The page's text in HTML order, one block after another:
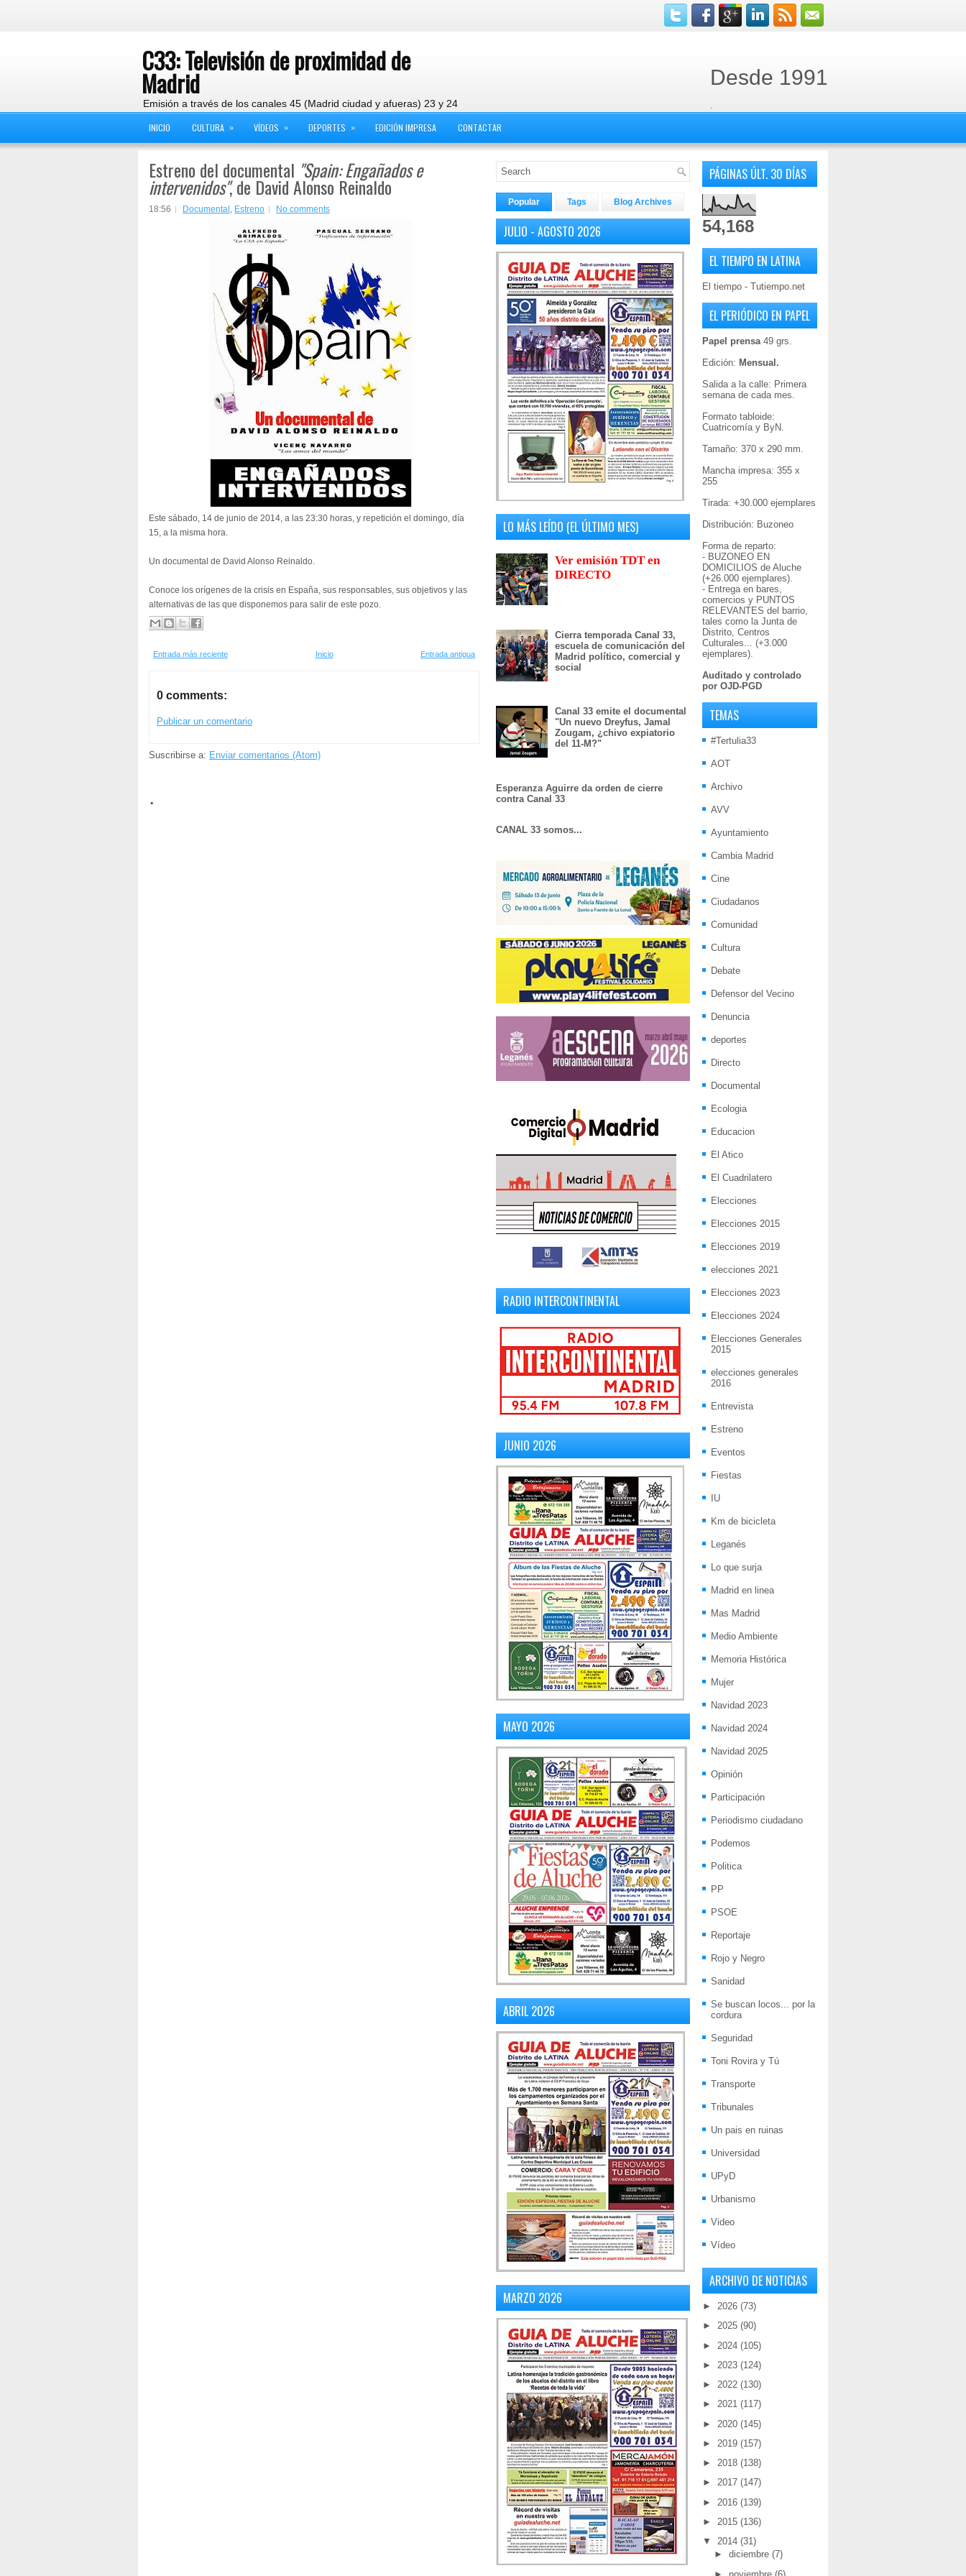
C33: Televisión de proximidad de
Madrid
Emisión a través de los canales 45 (Madrid ciudad y afueras) 23 y 24
Desde 1991
INICIO CULTURA » VÍDEOS » DEPORTES » EDICIÓN IMPRESA CONTACTAR
Estreno del documental "Spain: Engañados e
intervenidos", de David Alonso Reinaldo
18:56 Documental , Estreno No comments
Este sábado, 14 de junio de 2014, a las 23:30 horas, y repetición el domingo, día
15, a la misma hora.
Un documental de David Alonso Reinaldo.
Conoce los orígenes de la crisis en España, sus responsables, sus objetivos y las
alternativas de las que disponemos para salir de este pozo.
Entrada más reciente Entrada antigua
Inicio
0 comments:
Publicar un comentario
Suscribirse a: Enviar comentarios (Atom)
.
Popular Tags Blog Archives
JULIO - AGOSTO 2026
LO MÁS LEÍDO (EL ÚLTIMO MES)
Ver emisión TDT en
DIRECTO
Cierra temporada Canal 33,
escuela de comunicación del
Madrid político, comercial y
social
Canal 33 emite el documental
"Un nuevo Dreyfus, Jamal
Zougam, ¿chivo expiatorio
del 11-M?"
Esperanza Aguirre da orden de cierre
contra Canal 33
CANAL 33 somos...
RADIO INTERCONTINENTAL
JUNIO 2026
MAYO 2026
ABRIL 2026
MARZO 2026
PÁGINAS ÚLT. 30 DÍAS
54,168
EL TIEMPO EN LATINA
El tiempo - Tutiempo.net
EL PERIÓDICO EN PAPEL
Papel prensa49 grs.
Edición: Mensual.
Salida a la calle: Primera
semana de cada mes.
Formato tabloide:
Cuatricomía y ByN.
Tamaño: 370 x 290 mm.
Mancha impresa: 355 x
255
Tirada: +30.000 ejemplares
Distribución: Buzoneo
Forma de reparto:
- BUZONEO EN
DOMICILIOS de Aluche
(+26.000 ejemplares).
- Entrega en bares,
comercios y PUNTOS
RELEVANTES del barrio,
tales como la Junta de
Distrito, Centros
Culturales... (+3.000
ejemplares).
Auditado y controlado
por OJD-PGD
TEMAS
#Tertulia33
AOT
Archivo
AVV
Ayuntamiento
Cambia Madrid
Cine
Ciudadanos
Comunidad
Cultura
Debate
Defensor del Vecino
Denuncia
deportes
Directo
Documental
Ecologia
Educacion
El Atico
El Cuadrilatero
Elecciones
Elecciones 2015
Elecciones 2019
elecciones 2021
Elecciones 2023
Elecciones 2024
Elecciones Generales
2015
elecciones generales
2016
Entrevista
Estreno
Eventos
Fiestas
IU
Km de bicicleta
Leganés
Lo que surja
Madrid en linea
Mas Madrid
Medio Ambiente
Memoria Histórica
Mujer
Navidad 2023
Navidad 2024
Navidad 2025
Opinión
Participación
Periodismo ciudadano
Podemos
Politica
PP
PSOE
Reportaje
Rojo y Negro
Sanidad
Se buscan locos... por la
cordura
Seguridad
Toni Rovira y Tú
Transporte
Tribunales
Un pais en ruinas
Universidad
UPyD
Urbanismo
Video
Vídeo
ARCHIVO DE NOTICIAS
► 2026 (73)
► 2025 (90)
► 2024 (105)
► 2023 (124)
► 2022 (130)
► 2021 (117)
► 2020 (145)
► 2019 (157)
► 2018 (138)
► 2017 (147)
► 2016 (139)
► 2015 (136)
▼
2014 (31)
► diciembre (7)
► noviembre (6)